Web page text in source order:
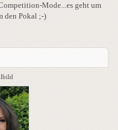
Mode...es geht um
den Pokal ;-)